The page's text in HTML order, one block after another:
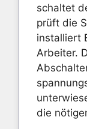
schaltet
prüft die
installiert
Arbeiter.
die